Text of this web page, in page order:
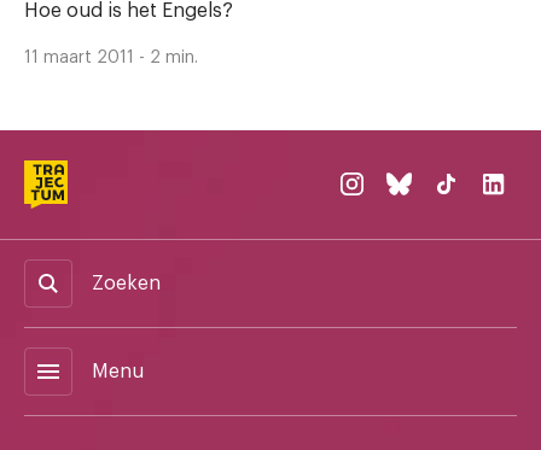
Hoe oud is het Engels?
11 maart 2011 - 2 min.
Zoeken
menu Menu